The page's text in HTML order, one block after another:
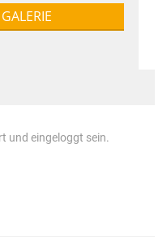
und eingeloggt sein.